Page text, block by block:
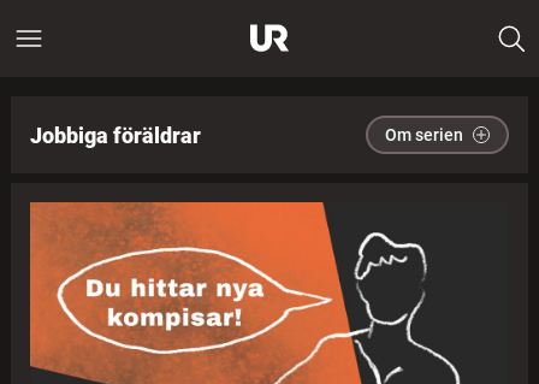
Jobbiga föräldrar Om serien